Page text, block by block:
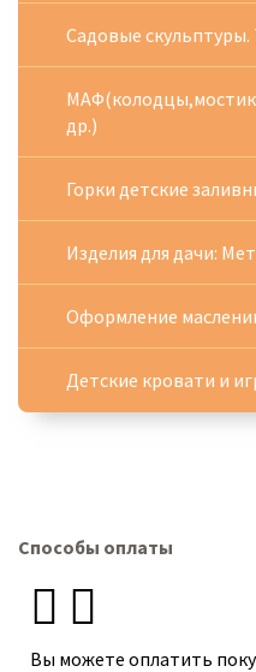
Садовые скульптуры.
др.)
Горки детские
Изделия для дачи:
Оформление
Детские кровати и
Способы оплаты
Вы можете оплатить